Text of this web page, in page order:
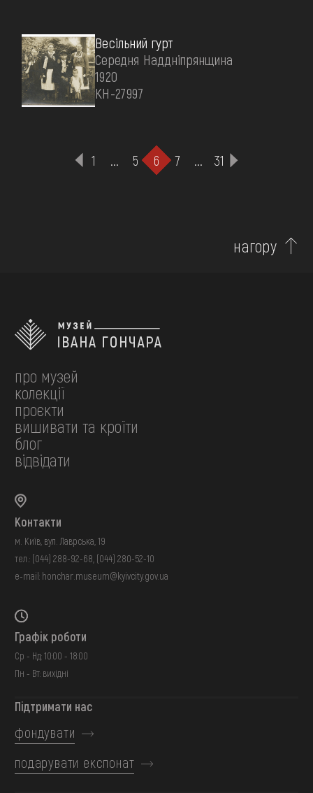
Весільний гурт
Середня Наддніпрянщина
1920
КН-27997
1 5 6 7 31
нагору
про музей
колекції
проєкти
вишивати та кроїти
блог
відвідати
Контакти
м. Київ, вул. Лаврська, 19
тел.: (044) 288-92-68 (044) 280-52-10
e-mail: honchar.museum@kyivcity.gov.ua
Графік роботи
Ср - Нд: 10:00 - 18:00
Пн - Вт: вихідні
Підтримати нас
фондувати
подарувати експонат